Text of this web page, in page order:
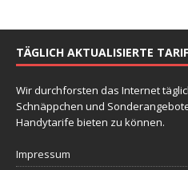
TÄGLICH AKTUALISIERTE
Wir durchforsten das Internet
Schnäppchen und
Handytarife bieten zu können.
Impressum